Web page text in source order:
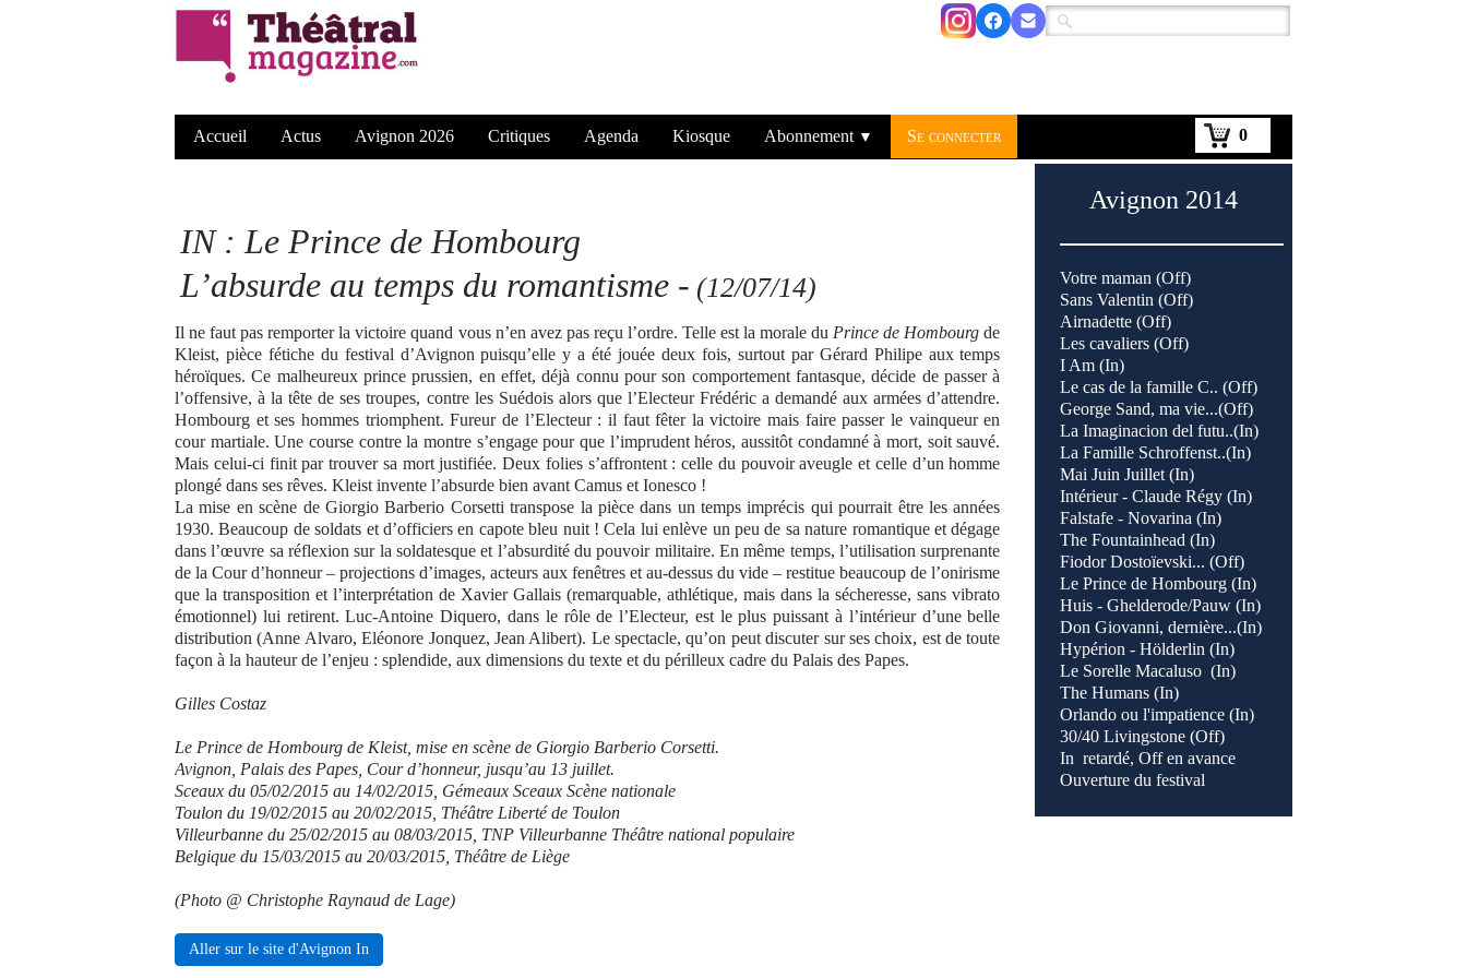
0
Accueil Actus Avignon 2026 Critiques Agenda Kiosque Abonnement ▼ Se connecter
IN : Le Prince de Hombourg
L’absurde au temps du romantisme - (12/07/14)
Il ne faut pas remporter la victoire quand vous n’en avez pas reçu l’ordre. Telle est la morale du Prince de Hombourg de
Kleist, pièce fétiche du festival d’Avignon puisqu’elle y a été jouée deux fois, surtout par Gérard Philipe aux temps
héroïques. Ce malheureux prince prussien, en effet, déjà connu pour son comportement fantasque, décide de passer à
l’offensive, à la tête de ses troupes, contre les Suédois alors que l’Electeur Frédéric a demandé aux armées d’attendre.
Hombourg et ses hommes triomphent. Fureur de l’Electeur : il faut fêter la victoire mais faire passer le vainqueur en
cour martiale. Une course contre la montre s’engage pour que l’imprudent héros, aussitôt condamné à mort, soit sauvé.
Mais celui-ci finit par trouver sa mort justifiée. Deux folies s’affrontent : celle du pouvoir aveugle et celle d’un homme
plongé dans ses rêves. Kleist invente l’absurde bien avant Camus et Ionesco !
La mise en scène de Giorgio Barberio Corsetti transpose la pièce dans un temps imprécis qui pourrait être les années
1930. Beaucoup de soldats et d’officiers en capote bleu nuit ! Cela lui enlève un peu de sa nature romantique et dégage
dans l’œuvre sa réflexion sur la soldatesque et l’absurdité du pouvoir militaire. En même temps, l’utilisation surprenante
de la Cour d’honneur – projections d’images, acteurs aux fenêtres et au-dessus du vide – restitue beaucoup de l’onirisme
que la transposition et l’interprétation de Xavier Gallais (remarquable, athlétique, mais dans la sécheresse, sans vibrato
émotionnel) lui retirent. Luc-Antoine Diquero, dans le rôle de l’Electeur, est le plus puissant à l’intérieur d’une belle
distribution (Anne Alvaro, Eléonore Jonquez, Jean Alibert). Le spectacle, qu’on peut discuter sur ses choix, est de toute
façon à la hauteur de l’enjeu : splendide, aux dimensions du texte et du périlleux cadre du Palais des Papes.
Gilles Costaz
Le Prince de Hombourg de Kleist, mise en scène de Giorgio Barberio Corsetti.
Avignon, Palais des Papes, Cour d’honneur, jusqu’au 13 juillet.
Sceaux du 05/02/2015 au 14/02/2015, Gémeaux Sceaux Scène nationale
Toulon du 19/02/2015 au 20/02/2015, Théâtre Liberté de Toulon
Villeurbanne du 25/02/2015 au 08/03/2015, TNP Villeurbanne Théâtre national populaire
Belgique du 15/03/2015 au 20/03/2015, Théâtre de Liège
(Photo @ Christophe Raynaud de Lage)
Aller sur le site d'Avignon In
Avignon 2014
Votre maman (Off)
Sans Valentin (Off)
Airnadette (Off)
Les cavaliers (Off)
I Am (In)
Le cas de la famille C.. (Off)
George Sand, ma vie...(Off)
La Imaginacion del futu..(In)
La Famille Schroffenst..(In)
Mai Juin Juillet (In)
Intérieur - Claude Régy (In)
Falstafe - Novarina (In)
The Fountainhead (In)
Fiodor Dostoïevski... (Off)
Le Prince de Hombourg (In)
Huis - Ghelderode/Pauw (In)
Don Giovanni, dernière...(In)
Hypérion - Hölderlin (In)
Le Sorelle Macaluso (In)
The Humans (In)
Orlando ou l'impatience (In)
30/40 Livingstone (Off)
In retardé, Off en avance
Ouverture du festival